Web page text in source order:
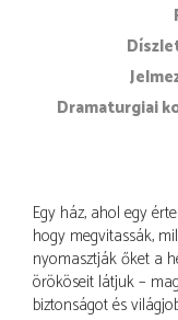
dramaturgiai
Egy ház, ahol egy
hogy megvitassák,
nyomasztják őket a
örököseit látjuk –
biztonságot és